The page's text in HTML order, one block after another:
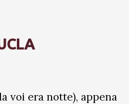
voi era notte), appena